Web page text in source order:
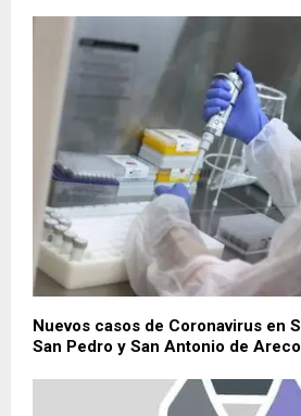
Nuevos casos de Coronavirus en
San Pedro y San Antonio de Areco